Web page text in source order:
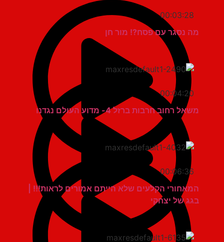
00:03:28
מה נסגר עם פסח?! מור חן
00:04:20
משאל רחוב חרבות ברזל 4- מדוע העולם נגדנו
00:06:36
המאחורי הקלעים שלא הייתם אמורים לראות!!! |
בגג של יצחקי